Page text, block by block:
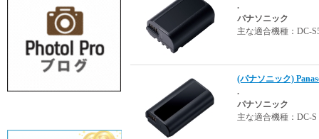
.
パナソニック
主な適合機種：DC-
(パナソニック)
.
パナソニック
主な適合機種：DC-